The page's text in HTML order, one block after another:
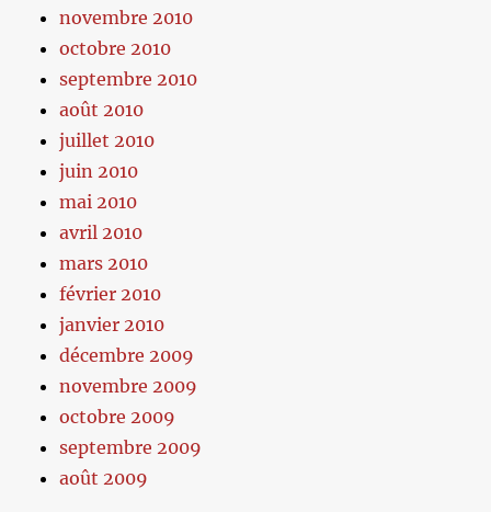
novembre 2010
octobre 2010
septembre 2010
août 2010
juillet 2010
juin 2010
mai 2010
avril 2010
mars 2010
février 2010
janvier 2010
décembre 2009
novembre 2009
octobre 2009
septembre 2009
août 2009